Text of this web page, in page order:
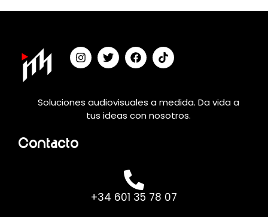
Soluciones audiovisuales a medida. Da vida a
tus ideas con nosotros.
Contacto
+34 601 35 78 07